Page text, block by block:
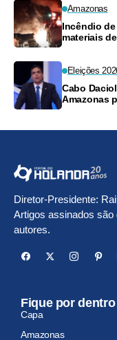
Amazonas
Incêndio
materiais
Eleições
Cabo
Amazonas
Diretor-Presidente:
Artigos assinados são
autores.
Fique por dentro
Capa
Amazonas